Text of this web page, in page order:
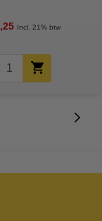
Incl. 21% btw